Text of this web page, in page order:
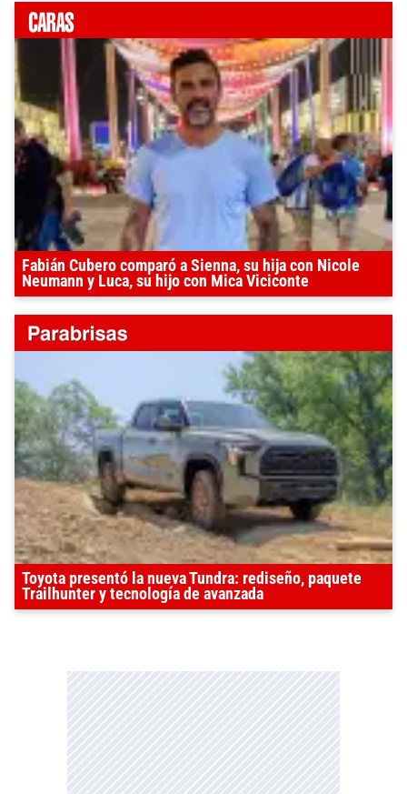
Fabián Cubero comparó a Sienna, su hija con Nicole
Neumann y Luca, su hijo con Mica Viciconte
Toyota presentó la nueva Tundra: rediseño, paquete
Trailhunter y tecnología de avanzada